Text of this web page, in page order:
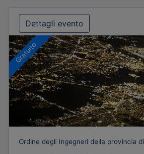
Dettagli evento
Gratuito
Ordine degli Ingegneri della provincia